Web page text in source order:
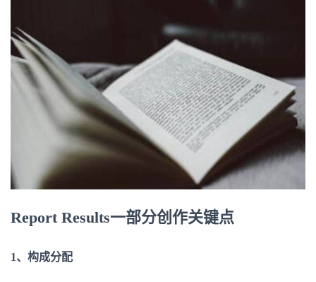
Report Results一部分创作关键点
1、构成分配